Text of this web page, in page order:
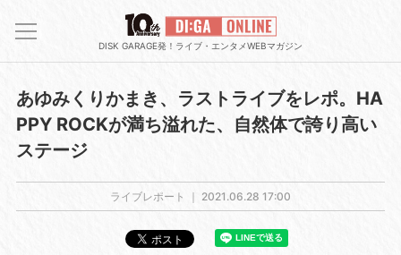
DISK GARAGE発！ライブ・エンタメWEBマガジン
あゆみくりかまき、ラストライブをレポ。HA
PPY ROCKが満ち溢れた、自然体で誇り高い
ステージ
ライブレポート ｜ 2021.06.28 17:00